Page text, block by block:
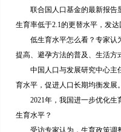
联合国人口基金的最新报告显
生育率低于2.1的更替水平，发
低生育水平怎么看？专家认为
提高、避孕方法的普及、生活方
中国人口与发展研究中心主任
育水平，促进人口长期均衡发展
2021年，我国进一步优化生
生育水平？
受访专家认为，生育政策调整